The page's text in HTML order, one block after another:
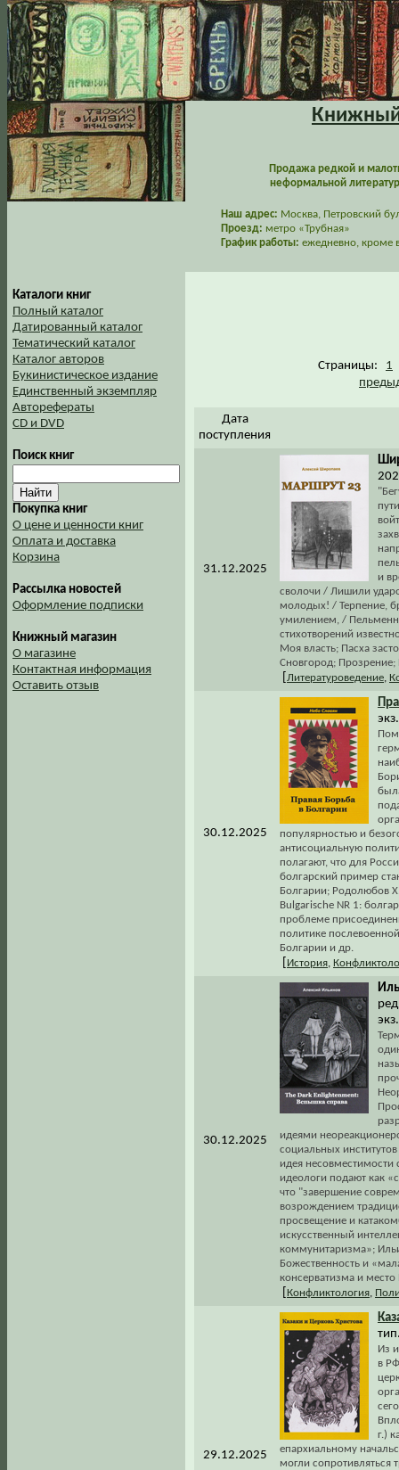
Книжный
Продажа редкой и
неформальной
Наш адрес: Москва, Петровский
Проезд: метро «Трубная»
График работы: ежедневно, кроме
Каталоги книг
Полный каталог
Датированный каталог
Тематический каталог
Каталог авторов
Букинистическое издание
Единственный экземпляр
Авторефераты
CD и DVD
Поиск книг
Покупка книг
О цене и ценности книг
Оплата и доставка
Корзина
Рассылка новостей
Оформление подписки
Книжный магазин
О магазине
Контактная информация
Оставить отзыв
Страницы: 1
Дата
поступления
31.12.2025
и
сволочи / Лишили
молодых! / Терпение,
умилением, /
стихотворений
Моя власть; Пасха
Сновгород;
Литературоведение
30.12.2025
популярностью и
антисоциальную
полагают, что для
болгарский пример
Болгарии; Родолюбов
Bulgarische NR 1:
проблеме
политике
Болгарии и др.
История
30.12.2025
идеями
социальных
идея несовместимости
идеологи подают как
что "завершение
возрождением
просвещение и
искусственный
коммунитаризма»;
Божественность и
консерватизма и
Конфликтология
29.12.2025
Из
в
г.)
епархиальному
могли